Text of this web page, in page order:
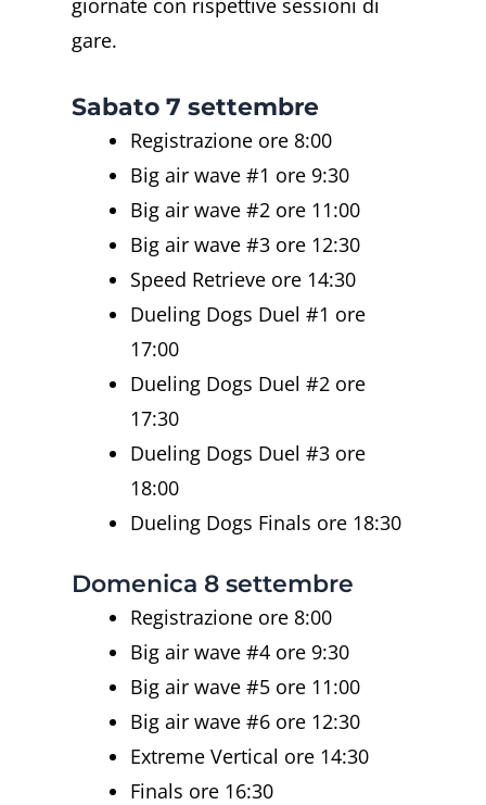
giornate con rispettive sessioni di
gare.
Sabato 7 settembre
Registrazione ore 8:00
Big air wave #1 ore 9:30
Big air wave #2 ore 11:00
Big air wave #3 ore 12:30
Speed Retrieve ore 14:30
Dueling Dogs Duel #1 ore
17:00
Dueling Dogs Duel #2 ore
17:30
Dueling Dogs Duel #3 ore
18:00
Dueling Dogs Finals ore 18:30
Domenica 8 settembre
Registrazione ore 8:00
Big air wave #4 ore 9:30
Big air wave #5 ore 11:00
Big air wave #6 ore 12:30
Extreme Vertical ore 14:30
Finals ore 16:30